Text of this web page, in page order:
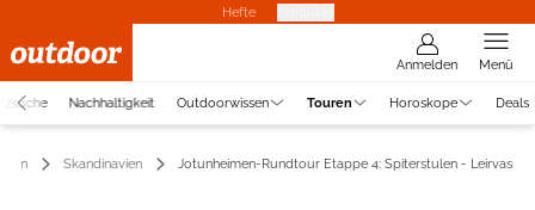
Hefte
Anmelden Menü
Nachhaltigkeit Outdoorwissen Touren Horoskope Deals
Skandinavien Jotunheimen-Rundtour Etappe 4: Spiterstulen - Leirvassbu